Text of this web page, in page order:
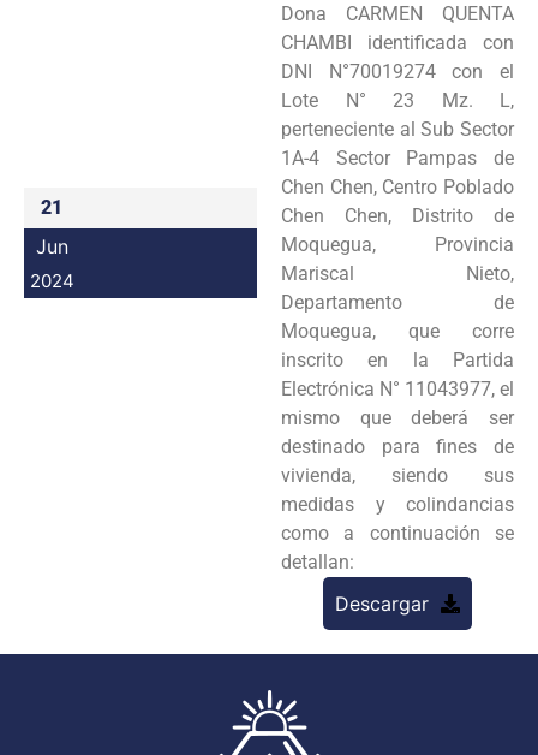
Intranet
21
Jun
2024
Dona CARMEN QUENTA
CHAMBI identificada con
DNI N°70019274 con el
Lote N° 23 Mz. L,
perteneciente al Sub Sector
1A-4 Sector Pampas de
Chen Chen, Centro Poblado
Chen Chen, Distrito de
Moquegua, Provincia
Mariscal Nieto,
Departamento de
Moquegua, que corre
inscrito en la Partida
Electrónica N° 11043977, el
mismo que deberá ser
destinado para fines de
vivienda, siendo sus
medidas y colindancias
como a continuación se
detallan:
Descargar